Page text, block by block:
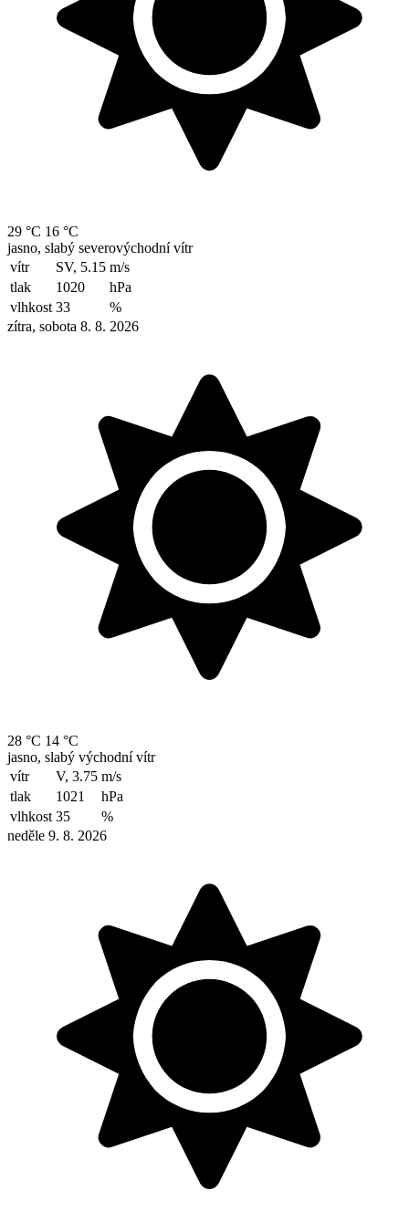
29 °C 16 °C
jasno, slabý severovýchodní vítr
vítr
SV, 5.15 m/s
tlak
1020
hPa
vlhkost 33
%
zítra, sobota 8. 8. 2026
28 °C 14 °C
jasno, slabý východní vítr
vítr
V, 3.75 m/s
tlak
1021
hPa
vlhkost 35
%
neděle 9. 8. 2026